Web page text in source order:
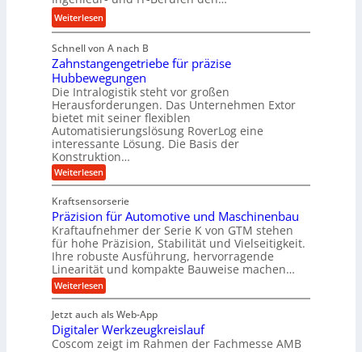
r
a
l
i
k
i
m
V
e
r
g
e
c
h
e
b
i
g
e
K
u
g
e
l
g
e
w
i
n
d
e
t
i
e
t
e
g
e
r
t
U
m
s
a
t
u
n
d
A
u
f
t
r
a
g
Weiterlesen:
M
e
h
r
A
r
b
e
i
t
s
l
o
s
e
,
w
e
n
i
g
Schnell von A nach B
Zahnstangengetriebe für präzise
Hubbewegungen
Die Intralogistik steht vor großen
Herausforderungen. Das Unternehmen Extor
bietet mit seiner flexiblen
Automatisierungslösung RoverLog eine
interessante Lösung. Die Basis der
Konstruktion…
Weiterlesen:
Z
h
n
s
t
a
n
g
e
n
e
t
r
Kraftsensorserie
Präzision für Automotive und Maschinenbau
Kraftaufnehmer der Serie K von GTM stehen
für hohe Präzision, Stabilität und Vielseitigkeit.
Ihre robuste Ausführung, hervorragende
Linearität und kompakte Bauweise machen…
Weiterlesen:
P
ä
z
i
Jetzt auch als Web-App
Digitaler Werkzeugkreislauf
Coscom zeigt im Rahmen der Fachmesse AMB